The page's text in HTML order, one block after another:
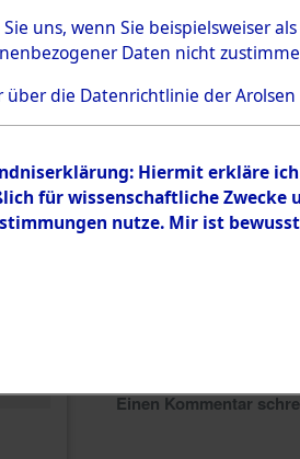
Einen Kommentar
Sie uns, wenn Sie beispielsweiser
Daten nicht
die Datenrichtlinie der Arolsen
Hiermit erkläre
für wissenschaftliche
nutze. Mir ist